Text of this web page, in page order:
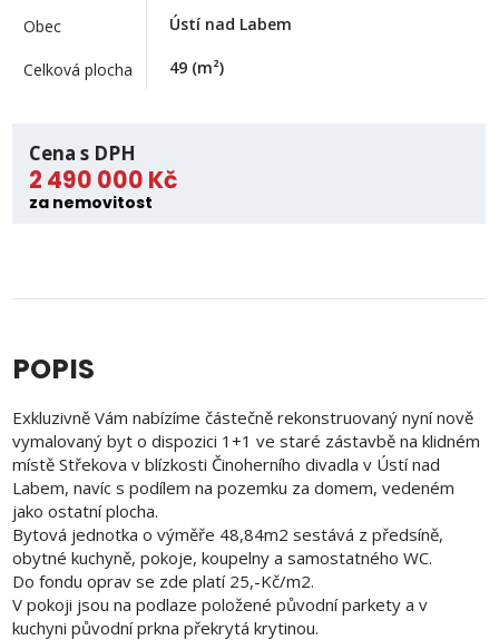
Obec Ústí nad Labem
Celková plocha 49 (m²)
Cena s DPH
2 490 000 Kč
za nemovitost
POPIS
Exkluzivně Vám nabízíme částečně rekonstruovaný nyní nově
vymalovaný byt o dispozici 1+1 ve staré zástavbě na klidném
místě Střekova v blízkosti Činoherního divadla v Ústí nad
Labem, navíc s podílem na pozemku za domem, vedeném
jako ostatní plocha.
Bytová jednotka o výměře 48,84m2 sestává z předsíně,
obytné kuchyně, pokoje, koupelny a samostatného WC.
Do fondu oprav se zde platí 25,-Kč/m2.
V pokoji jsou na podlaze položené původní parkety a v
kuchyni původní prkna překrytá krytinou.